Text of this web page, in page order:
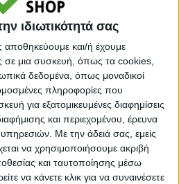
ιδιωτικότητά σας
αποθηκεύουμε και/ή έχουμε
μια συσκευή, όπως τα cookies,
δεδομένα, όπως μοναδικοί
πληροφορίες που
για εξατομικευμένες διαφημίσεις
και περιεχομένου, έρευνα
Με την άδειά σας, εμείς
να χρησιμοποιήσουμε ακριβή
και ταυτοποίησης μέσω
να κάνετε κλικ για να συναινέσετε
Τραπέζι Charmy μασίφ ξύλο
mango σε φυσική απόχρωση
530,00€